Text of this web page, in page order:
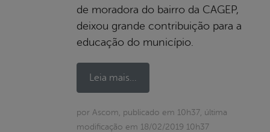
de moradora do bairro da CAGEP,
deixou grande contribuição para a
educação do município.
Leia mais...
por Ascom, publicado em 10h37, última
modificação em 18/02/2019 10h37